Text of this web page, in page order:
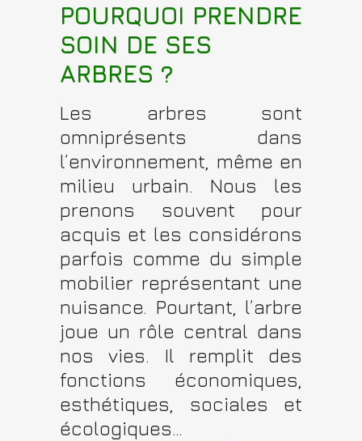
POURQUOI PRENDRE
SOIN DE SES
ARBRES ?
Les arbres sont
omniprésents dans
l’environnement, même en
milieu urbain. Nous les
prenons souvent pour
acquis et les considérons
parfois comme du simple
mobilier représentant une
nuisance. Pourtant, l’arbre
joue un rôle central dans
nos vies. Il remplit des
fonctions économiques,
esthétiques, sociales et
écologiques…